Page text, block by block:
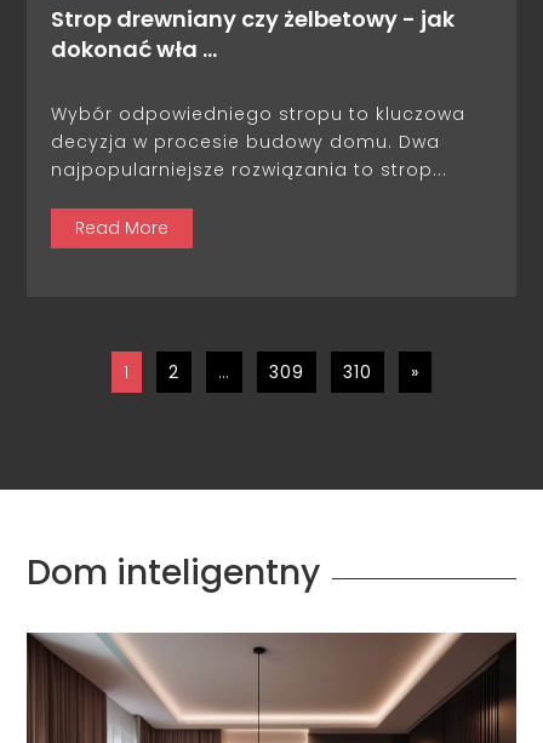
Strop drewniany czy żelbetowy - jak
dokonać wła …
Wybór odpowiedniego stropu to kluczowa
decyzja w procesie budowy domu. Dwa
najpopularniejsze rozwiązania to strop...
Read More
1 2 … 309 310 »
Dom inteligentny